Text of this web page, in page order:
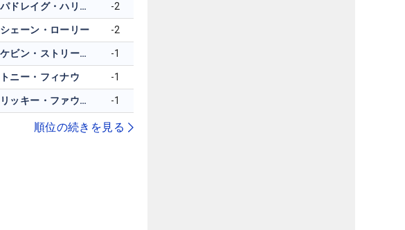
パドレイグ・ハリントン -2
シェーン・ローリー -2
ケビン・ストリールマン -1
トニー・フィナウ -1
リッキー・ファウラー -1
順位の続きを見る